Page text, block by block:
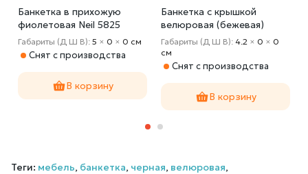
Банкетка в прихожую
фиолетовая Neil 5825
Габариты (Д Ш В): 5 × 0 × 0 cм
Снят с производства
В корзину
Банкетка с крышкой
велюровая (бежевая)
24YJ-5005-06413
Габариты (Д Ш В): 4.2 × 0 × 0
cм
Снят с производства
В корзину
Теги: мебель, банкетка, черная, велюровая,